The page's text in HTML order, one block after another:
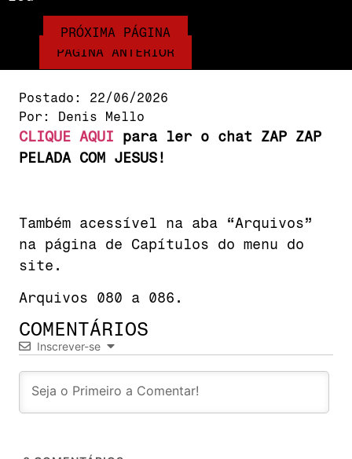
PÁGINA ANTERIOR
PRÓXIMA PÁGINA
Postado:
22/06/2026
Por:
Denis Mello
CLIQUE AQUI para ler o chat ZAP ZAP
PELADA COM JESUS!
Também acessível na aba “Arquivos”
na página de Capítulos do menu do
site.
Arquivos 080 a 086.
COMENTÁRIOS
Inscrever-se